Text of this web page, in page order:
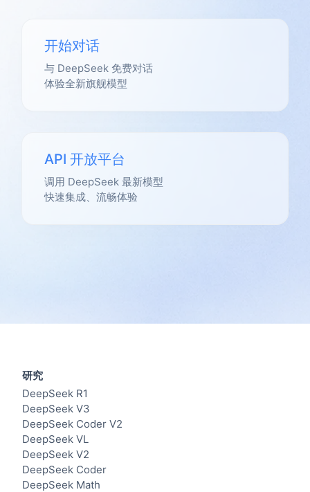
开始对话
与 DeepSeek 免费对话
体验全新旗舰模型
API 开放平台
调用 DeepSeek 最新模型
快速集成、流畅体验
研究
DeepSeek R1
DeepSeek V3
DeepSeek Coder V2
DeepSeek VL
DeepSeek V2
DeepSeek Coder
DeepSeek Math